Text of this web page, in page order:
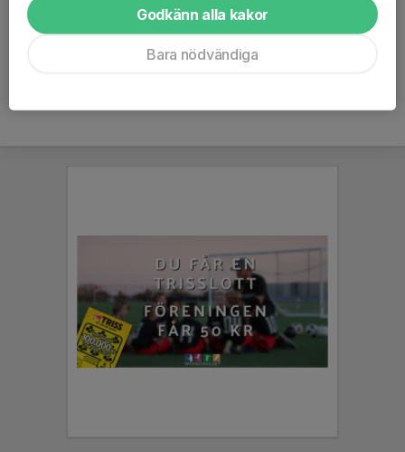
Ålder
Godkänn alla kakor
Bara nödvändiga